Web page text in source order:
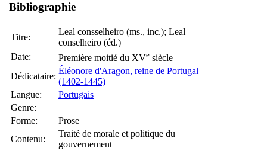
Bibliographie
Titre:
Leal consselheiro (ms., inc.); Leal
conselheiro (éd.)
Date:
Première moitié du XVe siècle
Dédicataire:
Éléonore d'Aragon, reine de Portugal
(1402-1445)
Langue:
Portugais
Genre:
Forme:
Prose
Contenu:
Traité de morale et politique du
gouvernement